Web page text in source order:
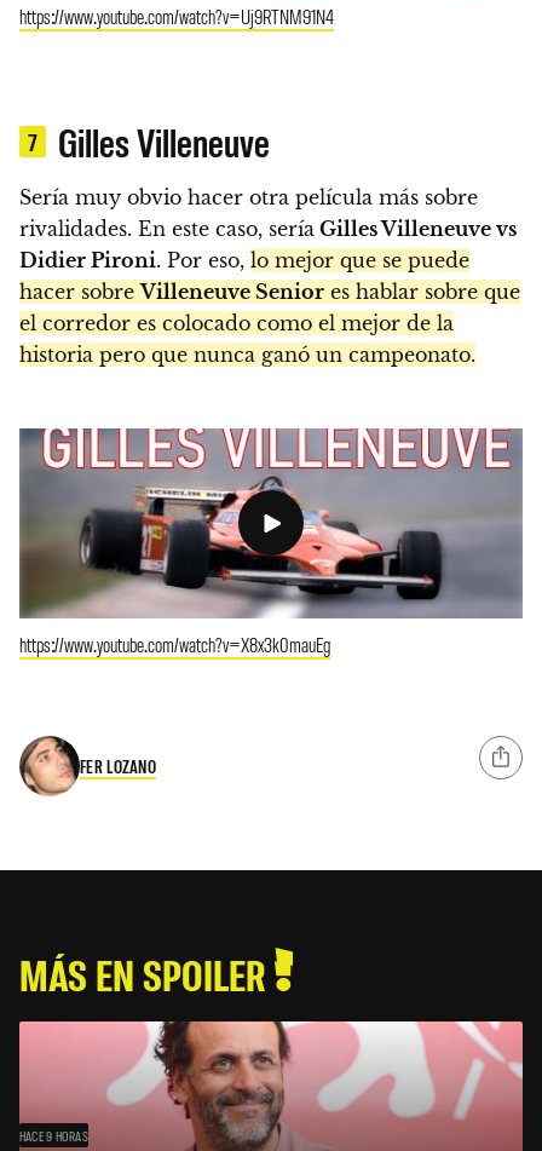
https://www.youtube.com/watch?v=Uj9RTNM91N4
7 Gilles Villeneuve
Sería muy obvio hacer otra película más sobre
rivalidades. En este caso, sería Gilles Villeneuve vs
Didier Pironi. Por eso, lo mejor que se puede
hacer sobreVilleneuve Senior es hablar sobre que
el corredor es colocado como el mejor de la
historia pero que nunca ganó un campeonato.
https://www.youtube.com/watch?v=X8x3k0mauEg
FER LOZANO
MÁS EN SPOILER
HACE 9 HORAS